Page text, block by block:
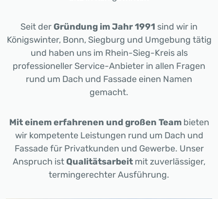
Seit derGründung im Jahr 1991 sind wir in
Königswinter, Bonn, Siegburg und Umgebung tätig
und haben uns im Rhein-Sieg-Kreis als
professioneller Service-Anbieter in allen Fragen
rund um Dach und Fassade einen Namen
gemacht.
Mit einem erfahrenen und großen Teambieten
wir kompetente Leistungen rund um Dach und
Fassade für Privatkunden und Gewerbe. Unser
Anspruch istQualitätsarbeit mit zuverlässiger,
termingerechter Ausführung.